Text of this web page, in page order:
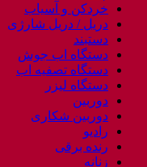
خردکن و آسیاب
دریل / دریل شارژی
دستبند
دستگاه اب جوش
دستگاه تصفیه اب
دستگاه لیزر
دوربین
دوربین شکاری
رادیو
رنده برقی
زنانه